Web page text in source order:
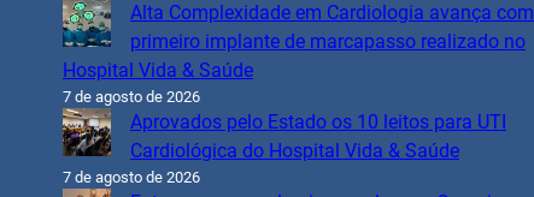
Alta Complexidade em Cardiologia avança com
primeiro implante de marcapasso realizado no
Hospital Vida & Saúde
7 de agosto de 2026
Aprovados pelo Estado os 10 leitos para UTI
Cardiológica do Hospital Vida & Saúde
7 de agosto de 2026